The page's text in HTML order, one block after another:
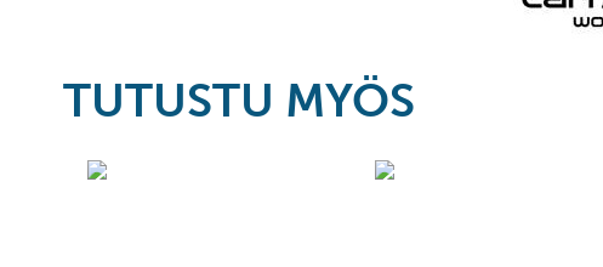
TUTUSTU MYÖS